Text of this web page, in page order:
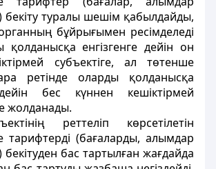
бекіту туралы шешім қабылдайды,
органның бұйрығымен ресімделеді
енгізгенге дейін он
субъектіге, ал төтенше
ретінде оларды қолданысқа
бес күннен кешіктірмей
жолданады.
реттеліп көрсетілетін
тарифтерді (бағаларды, алымдар
бас тартылған жағдайда